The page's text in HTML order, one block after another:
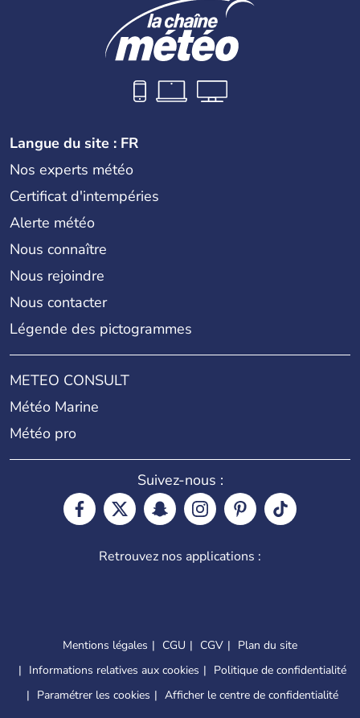
Langue du site : FR
Nos experts météo
Certificat d'intempéries
Alerte météo
Nous connaître
Nous rejoindre
Nous contacter
Légende des pictogrammes
METEO CONSULT
Météo Marine
Météo pro
Suivez-nous :
Retrouvez nos applications :
Mentions légales CGU CGV
Plan du site
Informations relatives aux cookies
Politique de confidentialité
Paramétrer les cookies
Afficher le centre de confidentialité